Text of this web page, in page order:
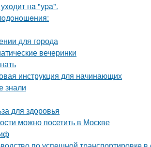
нa "уpa".
для города
вечеринки
инструкция для начинающих
знали
для здоровья
можно посетить в Москве